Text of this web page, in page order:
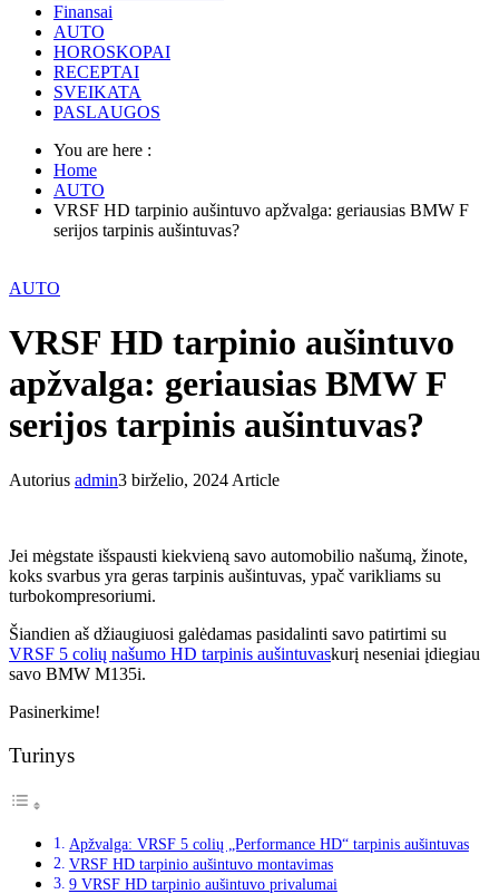
Finansai
AUTO
HOROSKOPAI
RECEPTAI
SVEIKATA
PASLAUGOS
You are here :
Home
AUTO
VRSF HD tarpinio aušintuvo apžvalga: geriausias BMW F
serijos tarpinis aušintuvas?
AUTO
VRSF HD tarpinio aušintuvo
apžvalga: geriausias BMW F
serijos tarpinis aušintuvas?
Autorius admin3 birželio, 2024 Article
Jei mėgstate išspausti kiekvieną savo automobilio našumą, žinote,
koks svarbus yra geras tarpinis aušintuvas, ypač varikliams su
turbokompresoriumi.
Šiandien aš džiaugiuosi galėdamas pasidalinti savo patirtimi su
VRSF 5 colių našumo HD tarpinis aušintuvaskurį neseniai įdiegiau
savo BMW M135i.
Pasinerkime!
Turinys
Apžvalga: VRSF 5 colių „Performance HD“ tarpinis aušintuvas
VRSF HD tarpinio aušintuvo montavimas
9 VRSF HD tarpinio aušintuvo privalumai